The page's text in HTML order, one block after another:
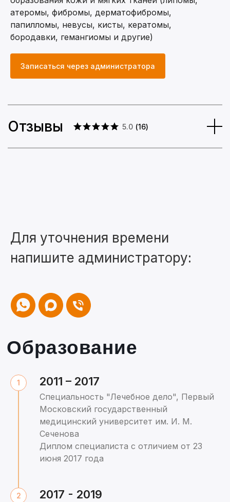
атеромы, фибромы, дерматофибромы,
папилломы, невусы, кисты, кератомы,
бородавки, гемангиомы и другие)
Записаться через администратора
Отзывы 5.0 (16)
Для уточнения времени
напишите администратору:
Образование
2011 – 2017
Специальность "Лечебное дело", Первый
Московский государственный
медицинский университет им. И. М.
Сеченова
Диплом специалиста с отличием от 23
июня 2017 года
2017 - 2019